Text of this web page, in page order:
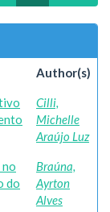
Author(s)
Cilli,
Michelle
Araújo Luz
do
Braúna,
Ayrton
Alves